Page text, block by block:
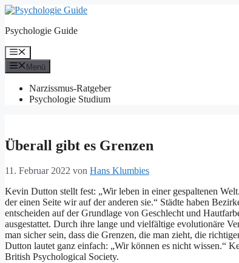
Zum
springen
Psychologie Guide
Menü
Menü
Narzissmus-Ratgeber
Psychologie Studium
Überall gibt es Grenzen
11. Februar 2022 von Hans Klumbies
Kevin Dutton stellt fest: „Wir leben in einer gespaltenen
der einen Seite wir auf der anderen sie.“ Städte haben
entscheiden auf der Grundlage von Geschlecht und
ausgestattet. Durch ihre lange und vielfältige evolutionäre
man sicher sein, dass die Grenzen, die man zieht, die
Dutton lautet ganz einfach: „Wir können es nicht wissen.“
British Psychological Society.